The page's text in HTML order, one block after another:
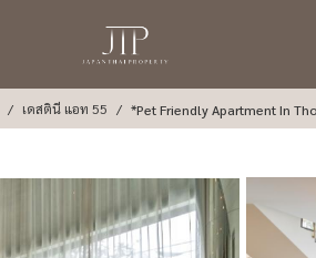
เดสตินี แอท 55